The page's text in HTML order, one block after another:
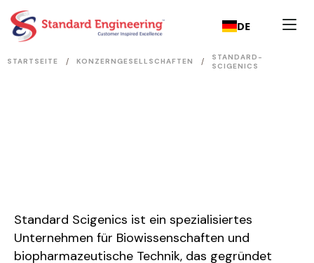
DE
STARTSEITE / KONZERNGESELLSCHAFTEN /
STANDARD-
SCIGENICS
Standard Scigenics ist ein spezialisiertes
Unternehmen für Biowissenschaften und
biopharmazeutische Technik, das gegründet